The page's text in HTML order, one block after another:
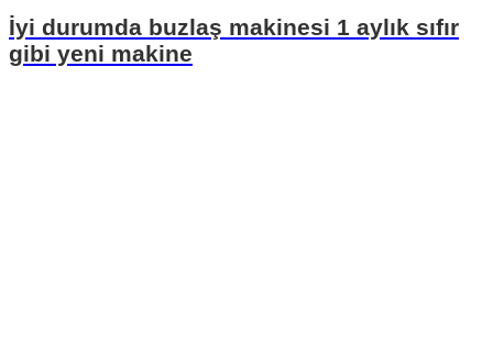
İyi durumda buzlaş makinesi 1 aylık sıfır
gibi yeni makine